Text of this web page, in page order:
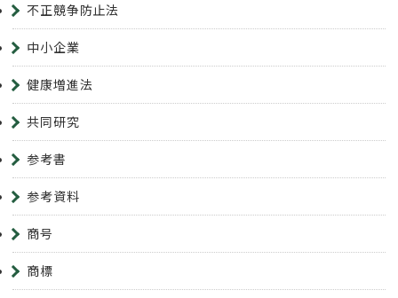
不正競争防止法
中小企業
健康増進法
共同研究
参考書
参考資料
商号
商標